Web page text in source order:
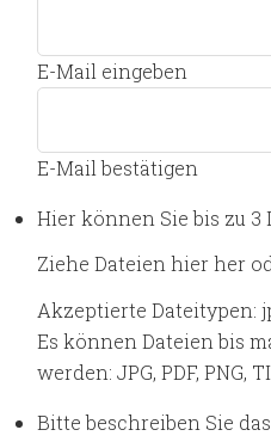
E-Mail eingeben
E-Mail bestätigen
Hier können Sie bis zu 3
Ziehe Dateien hier her
Akzeptierte Dateitypen:
Es können Dateien bis
werden: JPG, PDF, PNG,
Bitte beschreiben Sie